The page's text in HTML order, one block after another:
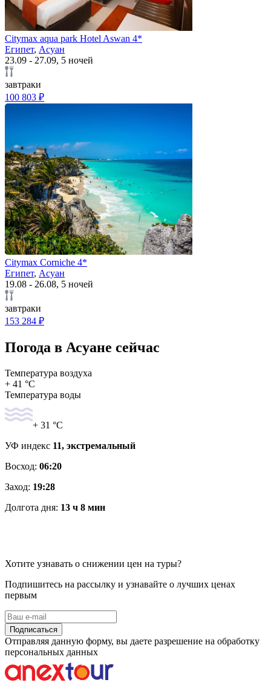
Citymax aqua park Hotel Aswan 4*
Египет, Асуан
23.09 - 27.09, 5 ночей
завтраки
100 803 ₽
Citymax Corniche 4*
Египет, Асуан
19.08 - 26.08, 5 ночей
завтраки
153 284 ₽
Погода в Асуане сейчас
Температура воздуха
+ 41 °C
Температура воды
+ 31 °C
УФ индекс 11, экстремальный
Восход: 06:20
Заход: 19:28
Долгота дня: 13 ч 8 мин
Хотите узнавать о снижении цен на туры?
Подпишитесь на рассылку и узнавайте о лучших ценах
первым
Подписаться
Отправляя данную форму, вы даете разрешение на обработку
персональных данных